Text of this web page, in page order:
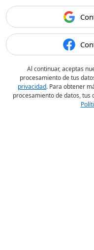
Al continuar, aceptas
procesamiento de tus
privacidad. Para obtener
procesamiento de datos, tus